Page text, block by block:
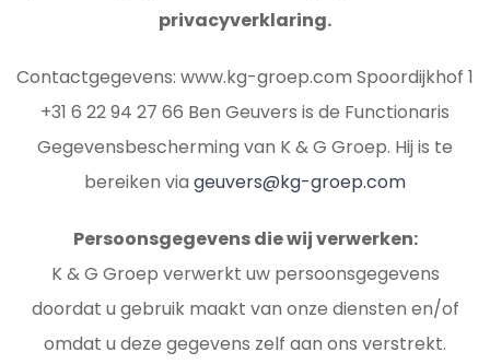
privacyverklaring.
Contactgegevens: www.kg-groep.com Spoordijkhof 1
+31 6 22 94 27 66 Ben Geuvers is de Functionaris
Gegevensbescherming van K & G Groep. Hij is te
bereiken via geuvers@kg-groep.com
Persoonsgegevens die wij verwerken:
K & G Groep verwerkt uw persoonsgegevens
doordat u gebruik maakt van onze diensten en/of
omdat u deze gegevens zelf aan ons verstrekt.